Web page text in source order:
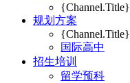
{Channel.Title}
规划方案
{Channel.Title}
国际高中
招生培训
留学预科